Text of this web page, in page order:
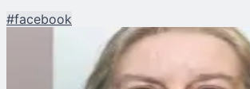
#facebook